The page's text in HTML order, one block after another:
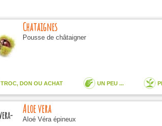
Chataignes
Pousse de châtaigner
TROC, DON OU ACHAT UN PEU ...
Aloe vera
Aloé Véra épineux